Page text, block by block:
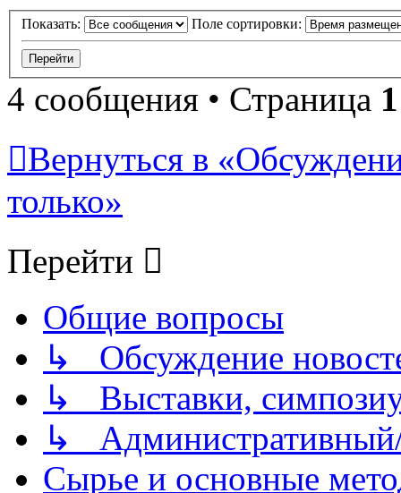
Показать: Поле сортировки:
4 сообщения • Страница 1
Вернуться в
только»
Перейти
Общие вопросы
↳ Обсуждение
↳ Выставки,
↳
Сырье и основные